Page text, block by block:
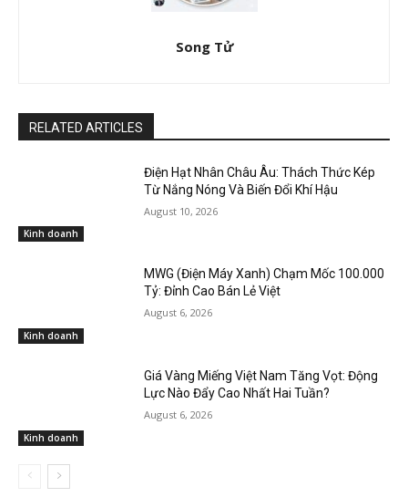
Song Tử
RELATED ARTICLES
Kinh doanh
Điện Hạt Nhân Châu Âu: Thách Thức Kép
Từ Nắng Nóng Và Biến Đổi Khí Hậu
August 10, 2026
Kinh doanh
MWG (Điện Máy Xanh) Chạm Mốc 100.000
Tỷ: Đỉnh Cao Bán Lẻ Việt
August 6, 2026
Kinh doanh
Giá Vàng Miếng Việt Nam Tăng Vọt: Động
Lực Nào Đẩy Cao Nhất Hai Tuần?
August 6, 2026